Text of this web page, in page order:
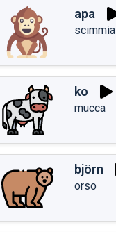
apa
scimmia
ko
mucca
björn
orso